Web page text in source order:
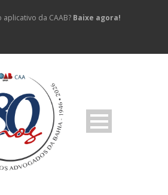
aplicativo da CAAB? Baixe agora!